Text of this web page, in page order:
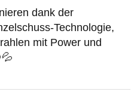
dank der
Technologie,
mit Power und